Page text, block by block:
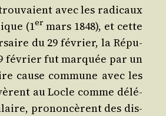
avec les radi­caux
(1er mars 1848), et cette
du 29 février, la Répu­
février fut mar­quée par un
cause com­mune avec les
au Locle comme délé­
pro­non­cèrent des dis­